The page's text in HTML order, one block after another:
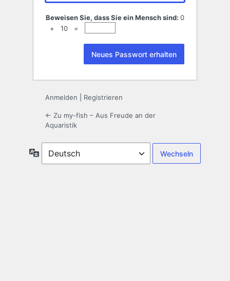
Beweisen Sie, dass Sie ein Mensch sind: 0
+ 10 =
Anmelden Registrieren
← Zu my-fish – Aus Freude an der
Aquaristik
Sprache